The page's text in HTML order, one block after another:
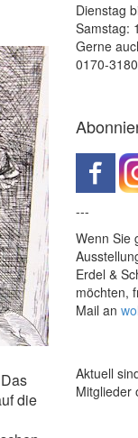
die
Dienstag
Samstag:
Gerne
0170-
---
Wenn Sie
Erdel &
möchten,
Mail an
Aktuell
Mitglieder